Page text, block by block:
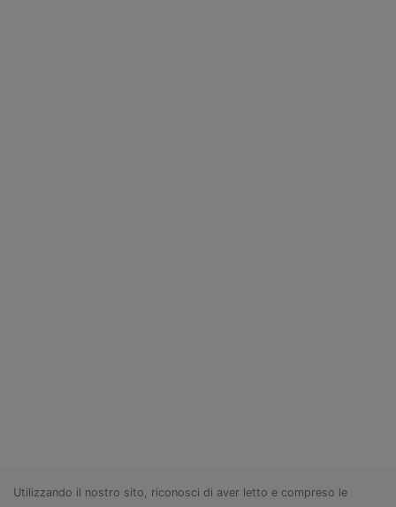
Utilizzando il nostro sito, riconosci di aver letto e compreso le